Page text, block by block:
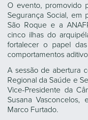
O evento, promovido
Segurança Social, em
São Roque e a
cinco ilhas do
fortalecer o papel
comportamentos
A sessão de abertura
Regional da Saúde e
Vice-Presidente da
Susana Vasconcelos,
Marco Furtado.